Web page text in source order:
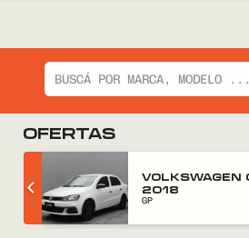
OFERTAS
VOLKSWAGEN
2018
GP